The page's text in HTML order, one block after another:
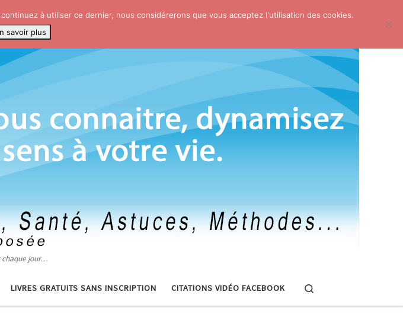
chaque jour…
LIVRES GRATUITS SANS INSCRIPTION CITATIONS VIDÉO FACEBOOK
à utiliser ce dernier, nous considérerons que vous acceptez l'utilisation des cookies.
savoir plus